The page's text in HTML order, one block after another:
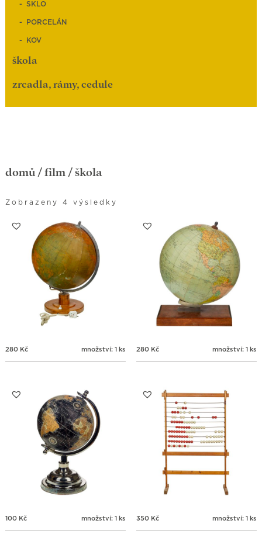
SKLO
PORCELÁN
KOV
škola
zrcadla, rámy, cedule
domů / film / škola
Zobrazeny 4 výsledky
280 Kč množství: 1 ks 280 Kč množství: 1 ks
100 Kč množství: 1 ks 350 Kč množství: 1 ks